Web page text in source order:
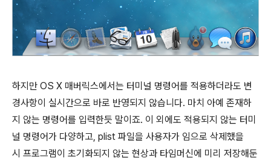
하지만 OS X 매버릭스에서는 터미널 명령어를 적용하더라도 변
경사항이 실시간으로 바로 반영되지 않습니다. 마치 아예 존재하
지 않는 명령어를 입력한듯 말이죠. 이 외에도 적용되지 않는 터미
널 명령어가 다양하고, plist 파일을 사용자가 임으로 삭제했을
시 프로그램이 초기화되지 않는 현상과 타임머신에 미리 저장해둔